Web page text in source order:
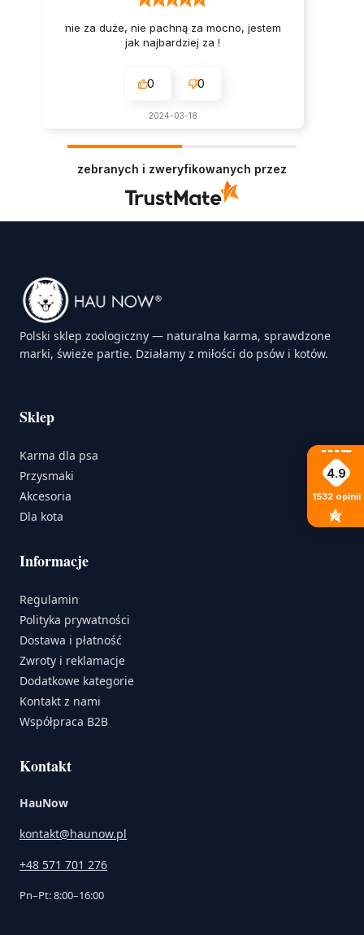
nie za duże, nie pachną za mocno, jestem
jak najbardziej za !
0 0
2024-03-18
zebranych i zweryfikowanych przez
Polski sklep zoologiczny — naturalna karma, sprawdzone
marki, świeże partie. Działamy z miłości do psów i kotów.
Sklep
Karma dla psa
Przysmaki
Akcesoria
Dla kota
Informacje
Regulamin
Polityka prywatności
Dostawa i płatność
Zwroty i reklamacje
Dodatkowe kategorie
Kontakt z nami
Współpraca B2B
Kontakt
HauNow
kontakt@haunow.pl
+48 571 701 276
Pn–Pt: 8:00–16:00
4.9
1532 opinii